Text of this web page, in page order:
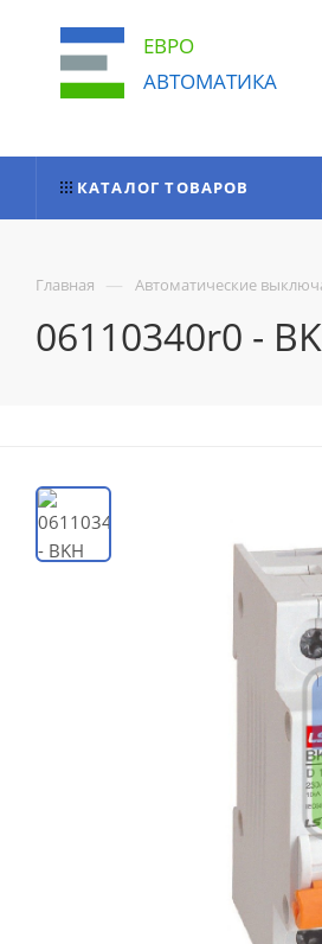
ЕВРО
АВТОМАТИКА
КАТАЛОГ ТОВАРОВ
Главная — Автоматические
06110340r0 -